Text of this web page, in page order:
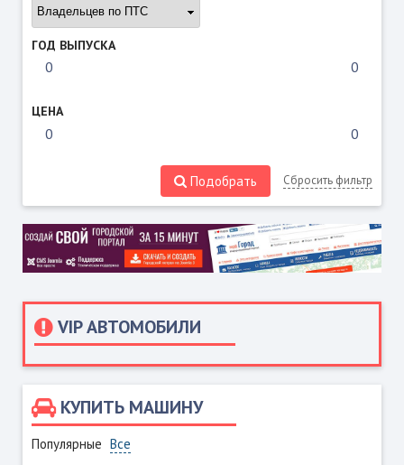
VIP АВТОМОБИЛИ
КУПИТЬ МАШИНУ
Популярные Все
ГОД ВЫПУСКА
ЦЕНА
Подобрать Сбросить фильтр